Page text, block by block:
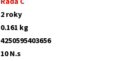
2 roky
0.161 kg
4250595403656
10 N.s